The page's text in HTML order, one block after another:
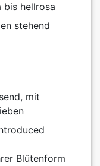
bis hellrosa
stehend
mit
Blütenform